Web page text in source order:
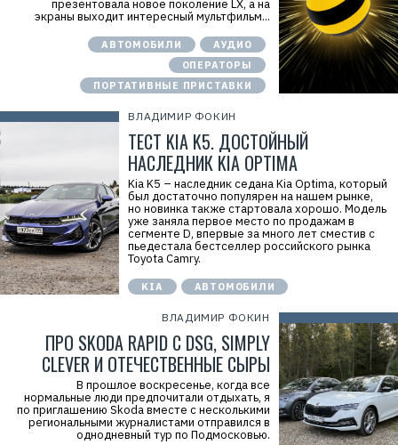
презентовала новое поколение LX, а на
экраны выходит интересный мультфильм...
АВТОМОБИЛИ
АУДИО
ОПЕРАТОРЫ
ПОРТАТИВНЫЕ ПРИСТАВКИ
ВЛАДИМИР ФОКИН
ТЕСТ KIA K5. ДОСТОЙНЫЙ
НАСЛЕДНИК KIA OPTIMA
Kia K5 – наследник седана Kia Optima, который
был достаточно популярен на нашем рынке,
но новинка также стартовала хорошо. Модель
уже заняла первое место по продажам в
сегменте D, впервые за много лет сместив с
пьедестала бестселлер российского рынка
Toyota Camry.
KIA АВТОМОБИЛИ
ВЛАДИМИР ФОКИН
ПРО SKODA RAPID С DSG, SIMPLY
CLEVER И ОТЕЧЕСТВЕННЫЕ СЫРЫ
В прошлое воскресенье, когда все
нормальные люди предпочитали отдыхать, я
по приглашению Skoda вместе с несколькими
региональными журналистами отправился в
однодневный тур по Подмосковью.